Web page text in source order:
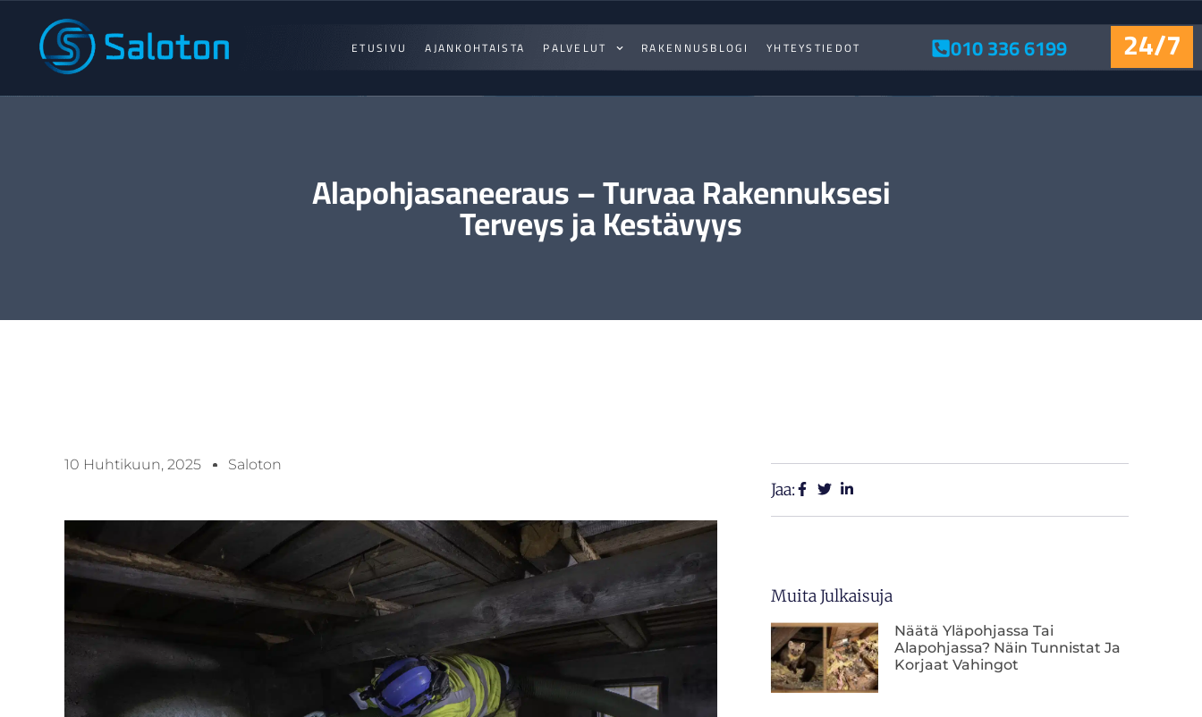
ETUSIVU AJANKOHTAISTA PALVELUT RAKENNUSBLOGI YHTEYSTIEDOT 010 336 6199 24/7
Alapohjasaneeraus – Turvaa Rakennuksesi
Terveys ja Kestävyys
10 Huhtikuun, 2025 Saloton
Jaa:
Muita Julkaisuja
Näätä Yläpohjassa Tai
Alapohjassa? Näin Tunnistat Ja
Korjaat Vahingot